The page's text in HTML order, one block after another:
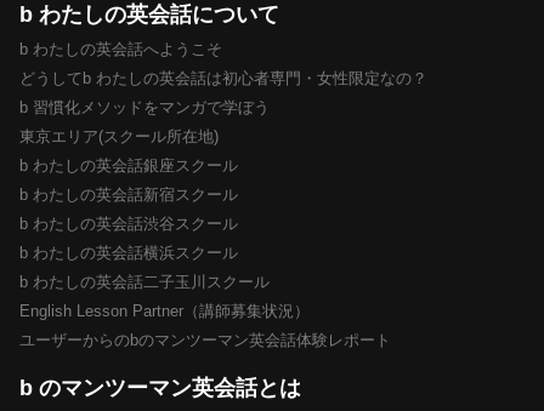
b わたしの英会話について
b わたしの英会話へようこそ
どうしてb わたしの英会話は初心者専門・女性限定なの？
b 習慣化メソッドをマンガで学ぼう
東京エリア(スクール所在地)
b わたしの英会話銀座スクール
b わたしの英会話新宿スクール
b わたしの英会話渋谷スクール
b わたしの英会話横浜スクール
b わたしの英会話二子玉川スクール
English Lesson Partner（講師募集状況）
ユーザーからのbのマンツーマン英会話体験レポート
b のマンツーマン英会話とは